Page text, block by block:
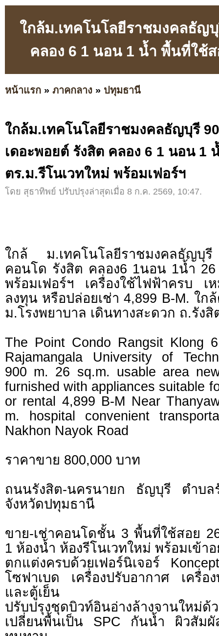
ใกล้ม.เทคโนโลยีราชมงคลธัญ
คลอง 6 1 นอน 1 น้ำ พื้นที่ใช้
หน้าแรก » ภาคกลาง » ปทุมธานี
ใกล้ม.เทคโนโลยีราชมงคลธัญบุรี
เดอะพอยต์ รังสิต คลอง 6 1 นอน 1
ตร.ม.รีโนเวทใหม่ พร้อมเฟอร์ฯ
โดย สุธาทิพย์ ปรับปรุงล่าสุดเมื่อ 8 ก.ค. 2569, 10:47.
ใกล้ ม.เทคโนโลยีราชมงคลธัญบุ
คอนโด รังสิต คลอง6 1นอน 1น้ำ 26
พร้อมเฟอร์ฯ เครื่องใช้ไฟฟ้าครบ เ
ลงทุน หรือปล่อยเช่า 4,899 B-M. ใก
ม.โรงพยาบาล เดินทางสะดวก ถ.รัง
The Point Condo Rangsit Klong
Rajamangala University of
900 m. 26 sq.m. usable area
furnished with appliances suitable
or rental 4,899 B-M Near
m. hospital convenient
Nakhon Nayok Road
ราคาขาย 800,000 บาท
ถนนรังสิต-นครนายก ธัญบุรี ตำบล
จังหวัดปทุมธานี
ขาย-เช่าคอนโดชั้น 3 พื้นที่ใช้สอย
1 ห้องน้ำ ห้องรีโนเวทใหม่ พร้อมเข้า
ตกแต่งครบด้วยเฟอร์นิเจอร์
โซฟาเบด เครื่องปรับอากาศ เครื่
และตู้เย็น
ปรับปรุงชุดบิวท์อินอ่างล้างจานใหม่ด้
เปลี่ยนพื้นเป็น SPC กันน้ำ ผิวสัมผั